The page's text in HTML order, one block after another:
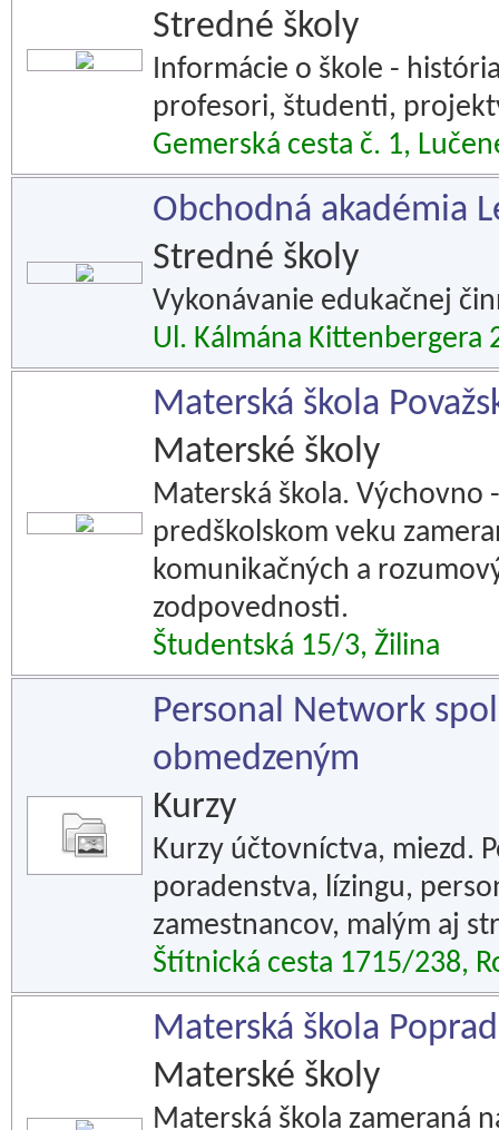
Stredné školy
Informácie o škole -
profesori, študenti,
Gemerská cesta č. 1,
Obchodná akadémia
Stredné školy
Vykonávanie edukačnej
Ul. Kálmána Kittenbergera
Materská škola
Materské školy
Materská škola. Výchovno
predškolskom veku
komunikačných a
zodpovednosti.
Študentská 15/3, Žilina
Personal Network
obmedzeným
Kurzy
Kurzy účtovníctva, miezd.
poradenstva, lízingu,
zamestnancov, malým aj
Štítnická cesta 1715/238,
Materská škola Poprad
Materské školy
Materská škola zameraná